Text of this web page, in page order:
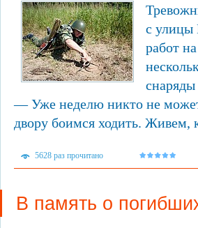
с улицы
работ
— Уже неделю никто не
двору боимся ходить. Живем,
5628 раз прочитано
В память о